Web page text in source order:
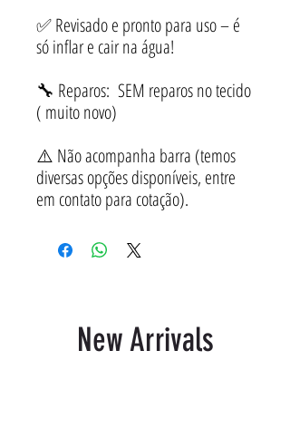
✅ Revisado e pronto para uso – é
só inflar e cair na água!
🔧 Reparos: SEM reparos no tecido
( muito novo)
⚠️ Não acompanha barra (temos
diversas opções disponíveis, entre
em contato para cotação).
New Arrivals